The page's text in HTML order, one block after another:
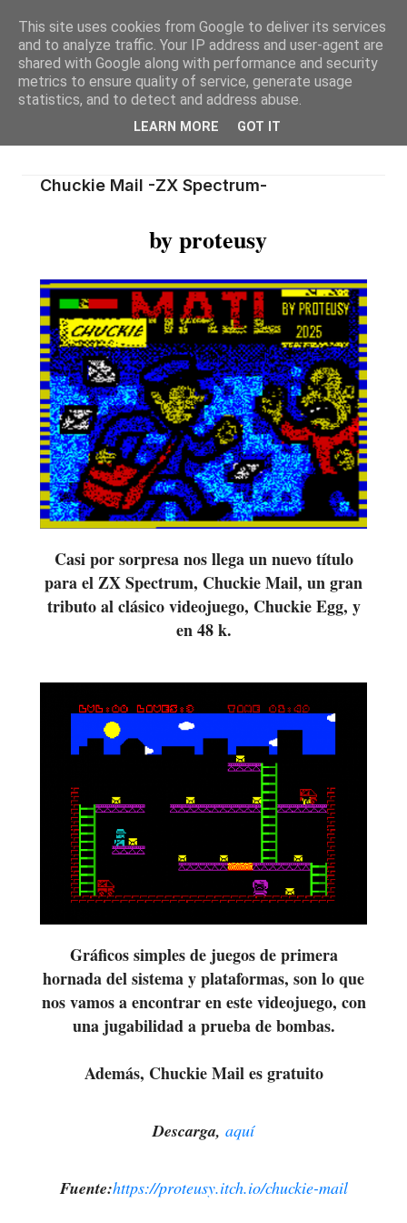
Chuckie Mail -ZX Spectrum-
by proteusy
Casi por sorpresa nos llega un nuevo título
para el ZX Spectrum, Chuckie Mail, un gran
tributo al clásico videojuego, Chuckie Egg, y
en 48 k.
Gráficos simples de juegos de primera
hornada del sistema y plataformas, son lo que
nos vamos a encontrar en este videojuego, con
una jugabilidad a prueba de bombas.
Además, Chuckie Mail es gratuito
Descarga, aquí
Fuente:https://proteusy.itch.io/chuckie-mail
This site uses cookies from Google to deliver its services
and to analyze traffic. Your IP address and user-agent are
shared with Google along with performance and security
metrics to ensure quality of service, generate usage
statistics, and to detect and address abuse.
LEARN MORE GOT IT